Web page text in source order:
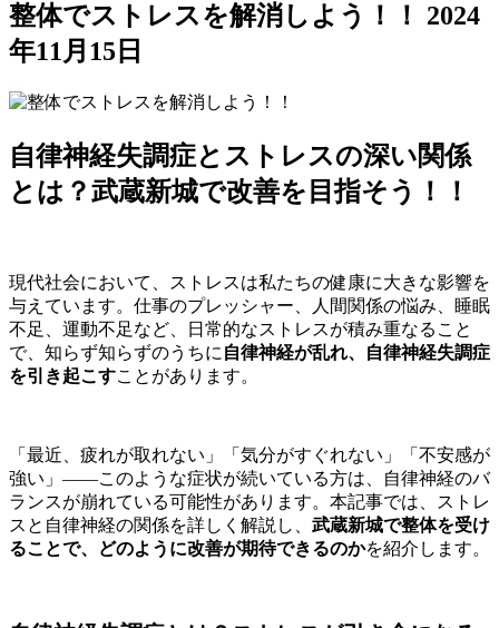
整体でストレスを解消しよう！！
2024
年11月15日
自律神経失調症とストレスの深い関係
とは？武蔵新城で改善を目指そう！！
現代社会において、ストレスは私たちの健康に大きな影響を
与えています。仕事のプレッシャー、人間関係の悩み、睡眠
不足、運動不足など、日常的なストレスが積み重なること
で、知らず知らずのうちに 自律神経が乱れ、自律神経失調症
を引き起こすことがあります。
「最近、疲れが取れない」「気分がすぐれない」「不安感が
強い」——このような症状が続いている方は、自律神経のバ
ランスが崩れている可能性があります。本記事では、ストレ
スと自律神経の関係を詳しく解説し、 武蔵新城で整体を受け
ることで、どのように改善が期待できるのかを紹介します。